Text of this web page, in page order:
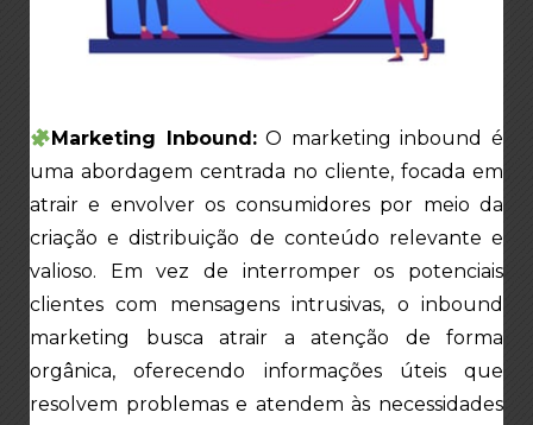
Marketing Inbound:O marketing inbound é
uma abordagem centrada no cliente, focada em
atrair e envolver os consumidores por meio da
criação e distribuição de conteúdo relevante e
valioso. Em vez de interromper os potenciais
clientes com mensagens intrusivas, o inbound
marketing busca atrair a atenção de forma
orgânica, oferecendo informações úteis que
resolvem problemas e atendem às necessidades